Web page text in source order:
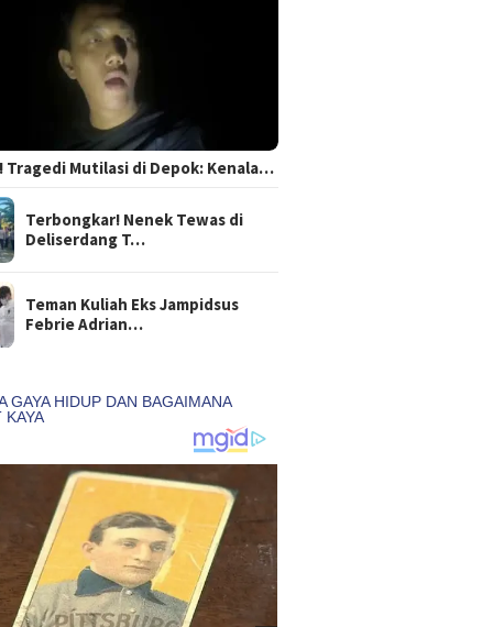
Tragedi Mutilasi di Depok: Kenala…
Terbongkar! Nenek Tewas di
Deliserdang T…
Teman Kuliah Eks Jampidsus
Febrie Adrian…